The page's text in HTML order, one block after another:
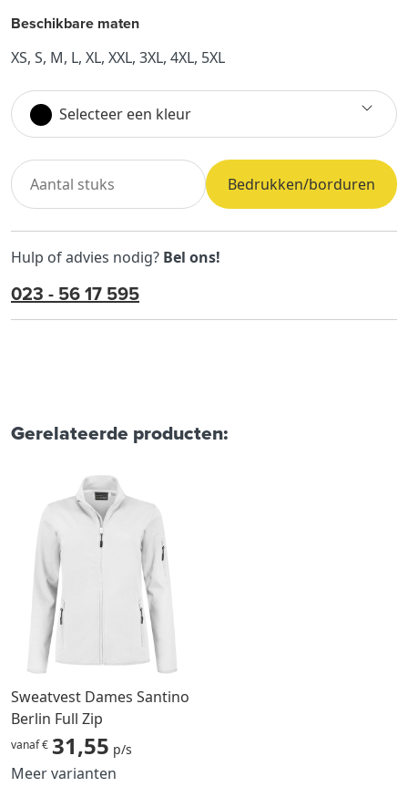
Beschikbare maten
XS, S, M, L, XL, XXL, 3XL, 4XL, 5XL
Selecteer een kleur
Bedrukken/borduren
Hulp of advies nodig? Bel ons!
023 - 56 17 595
Gerelateerde producten:
Sweatvest Dames Santino
Berlin Full Zip
vanaf € 31,55 p/s
Meer varianten